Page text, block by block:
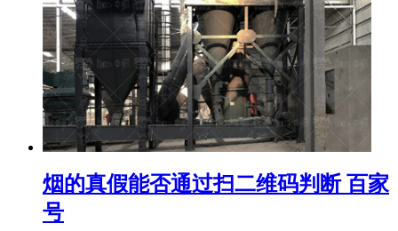
烟的真假能否通过扫二维码判断 百家
号